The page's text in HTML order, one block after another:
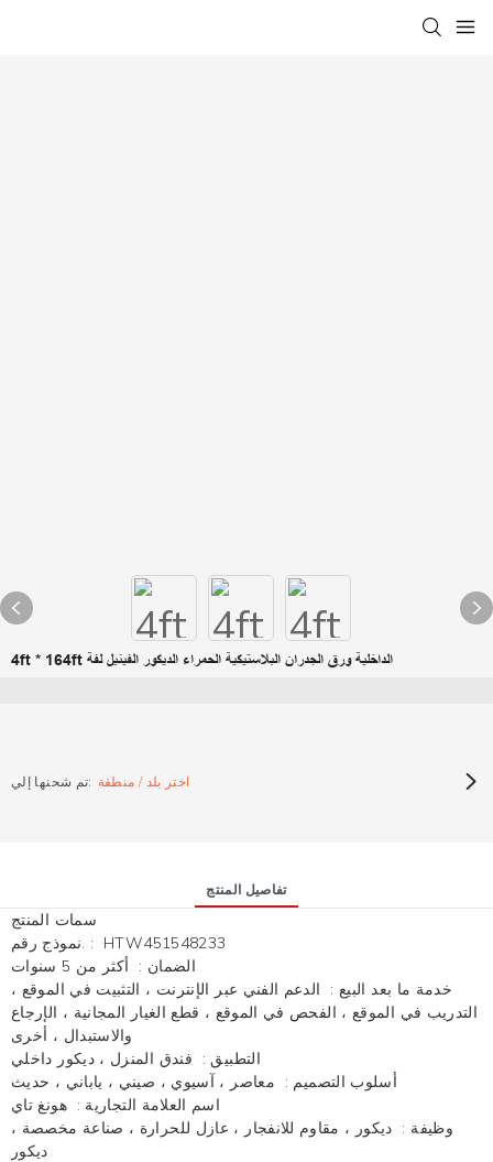
4ft * 164ft الداخلية ورق الجدران البلاستيكية الحمراء الديكور الفينيل لفة
تم شحنها إلي: اختر بلد / منطقة
تفاصيل المنتج
سمات المنتج
نموذج رقم. :
HTW451548233
الضمان :
أكثر من 5 سنوات
خدمة ما بعد البيع :
الدعم الفني عبر الإنترنت ، التثبيت في الموقع ،
التدريب في الموقع ، الفحص في الموقع ، قطع الغيار المجانية ، الإرجاع
والاستبدال ، أخرى
التطبيق :
فندق المنزل ، ديكور داخلي
أسلوب التصميم :
معاصر ، آسيوي ، صيني ، ياباني ، حديث
اسم العلامة التجارية : هونغ تاي
وظيفة : ديكور ، مقاوم للانفجار ، عازل للحرارة ، صناعة مخصصة ،
ديكور